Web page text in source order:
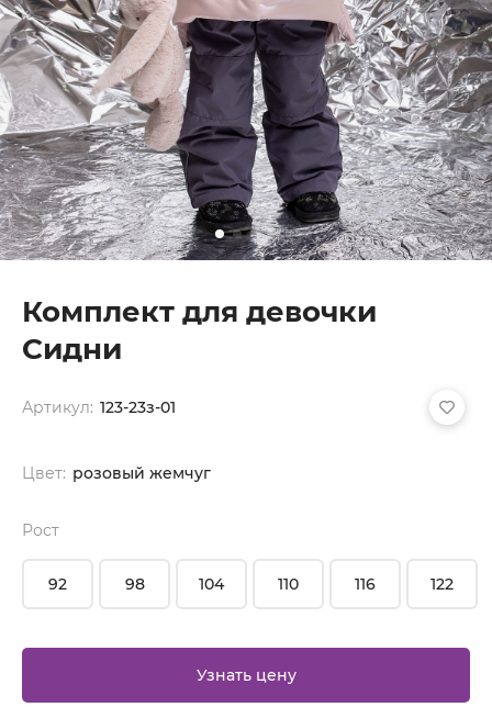
Комплект для девочки
Сидни
Артикул: 123-23з-01
Цвет: розовый жемчуг
Рост
92 98 104 110 116 122
Узнать цену